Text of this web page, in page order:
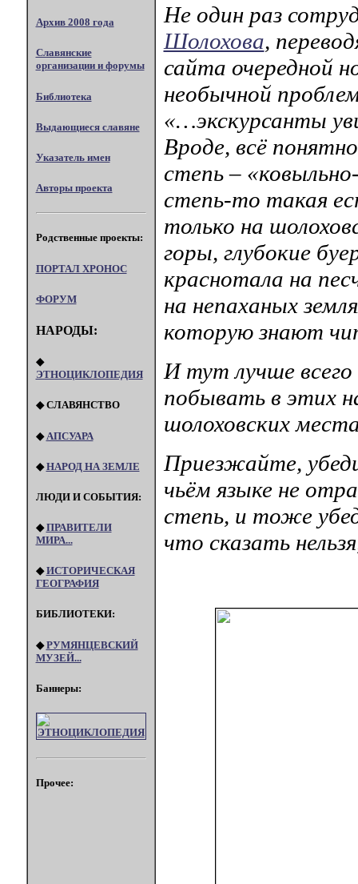
Архив 2008 года
Славянские
организации и форумы
Библиотека
Выдающиеся славяне
Указатель имен
Авторы проекта
Родственные проекты:
ПОРТАЛ XPOHOC
ФОРУМ
НАРОДЫ:
◆
ЭТНОЦИКЛОПЕДИЯ
◆ СЛАВЯНСТВО
◆ АПСУАРА
◆НАРОД НА ЗЕМЛЕ
ЛЮДИ И СОБЫТИЯ:
◆ПРАВИТЕЛИ
МИРА...
◆ИСТОРИЧЕСКАЯ
ГЕОГРАФИЯ
БИБЛИОТЕКИ:
◆РУМЯНЦЕВСКИЙ
МУЗЕЙ...
Баннеры:
Прочее:
Не один раз
Шолохова,
сайта очередной
необычной
«…экскурсанты
Вроде, всё
степь –
степь-то такая
только на
горы, глубокие
краснотала на
на непаханых
которую знают
И тут лучше всего
побывать в этих
шолоховских
Приезжайте,
чьём языке не
степь, и тоже
что сказать